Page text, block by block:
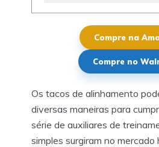
Compre na
Compre no
Os tacos de alinhamento
diversas maneiras para
série de auxiliares de
simples surgiram no mercado